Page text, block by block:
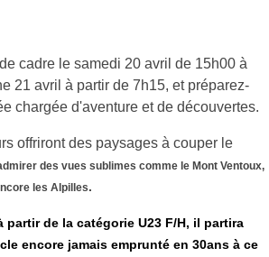
cadre le samedi 20 avril de 15h00 à
21 avril à partir de 7h15, et préparez-
chargée d'aventure et de découvertes.
offriront des paysages à couper le
des vues sublimes comme le Mont Ventoux,
les Alpilles.
partir de la catégorie U23 F/H, il partira
encore jamais emprunté en 30ans à ce